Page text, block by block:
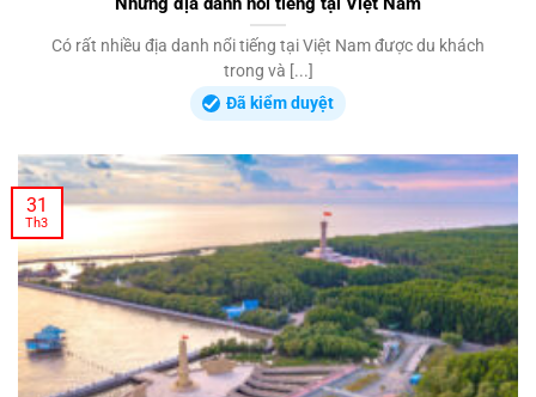
Có rất nhiều địa danh nổi tiếng tại Việt Nam được du khách
trong và [...]
Đã kiểm duyệt
31
Th3